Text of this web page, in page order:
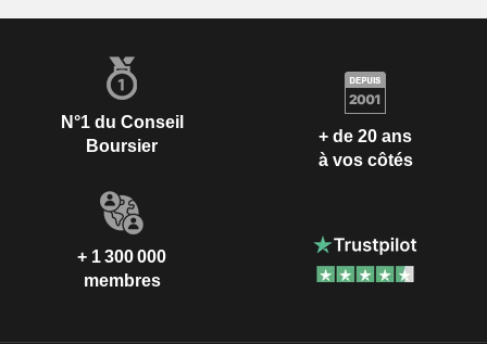
N°1 du Conseil
Boursier
+ de 20 ans
à vos côtés
+ 1 300 000
membres